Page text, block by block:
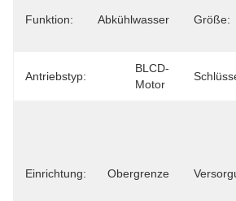
Funktion: Abkühlwasser Größe:
Antriebstyp:
BLCD-
Motor
Einrichtung: Obergrenze